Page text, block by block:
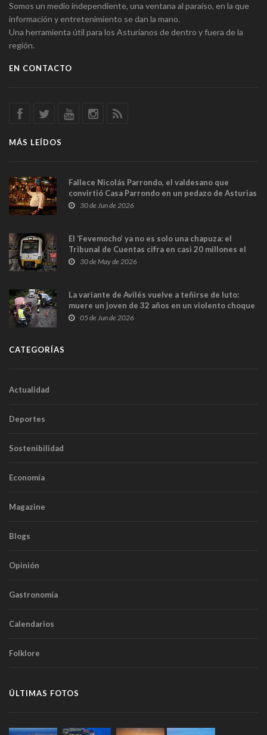
Somos un medio independiente, una ventana al paraíso, en la que
información y entretenimiento se dan la mano.
Una herramienta útil para los Asturianos de dentro y fuera de la
región.
EN CONTACTO
MÁS LEÍDOS
Fallece Nicolás Parrondo, el valdesano que
convirtió Casa Parrondo en un pedazo de Asturias
en Madrid
30 de Jun de 2026
El ‘Fevemocho’ ya no es solo una chapuza: el
Tribunal de Cuentas cifra en casi 20 millones el
sobrecoste de los trenes que no cabían por los
30 de May de 2026
La variante de Avilés vuelve a teñirse de luto:
muere un joven de 32 años en un violento choque
frontal
05 de Jun de 2026
CATEGORÍAS
Actualidad
Deportes
Sostenibilidad
Economía
Magazine
Blogs
Opinión
Gastronomía
Calendarios
Folklore
ÚLTIMAS FOTOS